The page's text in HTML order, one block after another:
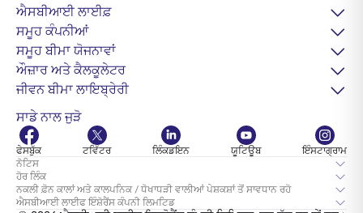
ਐਸਬੀਆਈ ਲਾਈਫ਼
ਸਮੂਹ ਕੰਪਨੀਆਂ
ਸਮੂਹ ਬੀਮਾ ਯੋਜਨਾਵਾਂ
ਔਜ਼ਾਰ ਅਤੇ ਕੈਲਕੂਲੇਟਰ
ਜੀਵਨ ਬੀਮਾ ਲਾਇਬ੍ਰੇਰੀ
ਸਾਡੇ ਨਾਲ ਜੁੜੋ
ਫੇਸਬੁੱਕ ਟਵਿੱਟਰ ਲਿੰਕਡਇਨ ਯੂਟਿਊਬ
ਇੰਸਟਾਗ੍ਰਾਮ
ਨੋਟਿਸ
ਹੋਰ ਲਿੰਕ
ਨਕਲੀ ਫ਼ੋਨ ਕਾਲਾਂ ਅਤੇ ਕਾਲਪਨਿਕ / ਧੋਖਾਧੜੀ ਵਾਲੀਆਂ ਪੇਸ਼ਕਸ਼ਾਂ ਤੋਂ ਸਾਵਧਾਨ ਰਹੋ
ਐਸਬੀਆਈ ਲਾਈਫ ਇੰਸ਼ੋਰੈਂਸ ਕੰਪਨੀ ਲਿਮਟਿਡ